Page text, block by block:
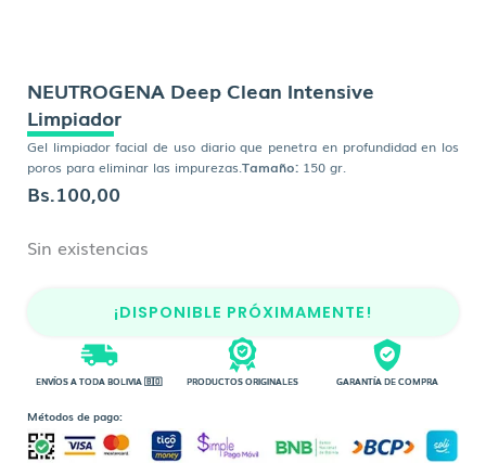
NEUTROGENA Deep Clean Intensive
Limpiador
Gel limpiador facial de uso diario que penetra en profundidad en los
poros para eliminar las impurezas. Tamaño: 150 gr.
Bs.100,00
Sin existencias
¡DISPONIBLE PRÓXIMAMENTE!
ENVÍOS A TODA BOLIVIA 🇧🇴 PRODUCTOS ORIGINALES GARANTÍA DE COMPRA
Métodos de pago: